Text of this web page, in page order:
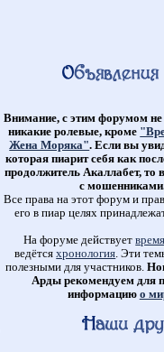
Внимание, с этим форумом
никакие ролевые, кроме
Жена Моряка". Если вы
которая пиарит себя как
продолжитель Акаллабет, то
с
Все права на этот форум и
его в пиар целях
На форуме действует
ведётсяхронология. Эти
полезными для участников.
Арды рекомендуем для
информацию о